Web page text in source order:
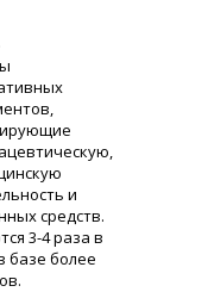
и
средств.
3-4 раза в
базе более